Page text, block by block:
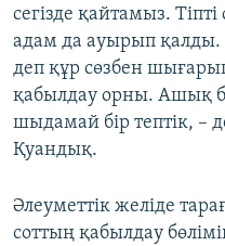
сегізде қайтамыз.
адам да ауырып қалды.
деп құр сөзбен
қабылдау орны. Ашық
шыдамай бір тептік, –
Қуандық.
Әлеуметтік желіде
соттың қабылдау